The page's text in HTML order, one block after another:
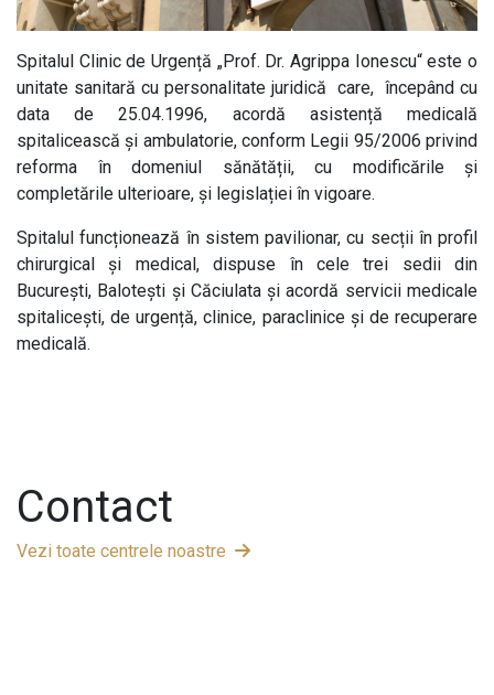
Spitalul Clinic de Urgență „Prof. Dr. Agrippa Ionescu“ este o
unitate sanitară cu personalitate juridică care, începând cu
data de 25.04.1996, acordă asistență medicală
spitalicească și ambulatorie, conform Legii 95/2006 privind
reforma în domeniul sănătății, cu modificările și
completările ulterioare, și legislației în vigoare.
Spitalul funcționează în sistem pavilionar, cu secții în profil
chirurgical și medical, dispuse în cele trei sedii din
București, Balotești și Căciulata și acordă servicii medicale
spitalicești, de urgență, clinice, paraclinice și de recuperare
medicală.
Contact
Vezi toate centrele noastre